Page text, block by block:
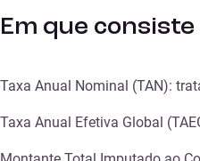
Em que
Taxa Anual Nominal (TAN):
Taxa Anual Efetiva Global